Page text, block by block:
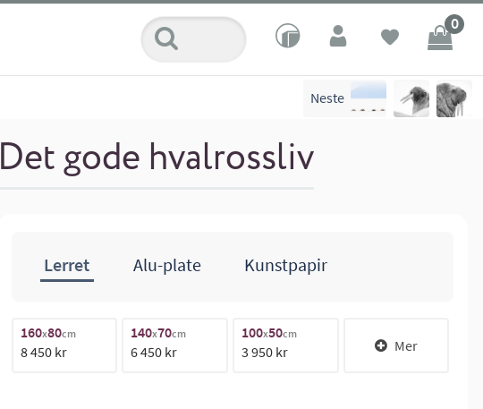
0
Neste
Det gode hvalrossliv
Lerret Alu-plate Kunstpapir
160x80cm
8 450 kr
140x70cm
6 450 kr
100x50cm
3 950 kr Mer